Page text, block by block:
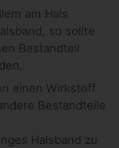
am Hals
so sollte
Bestandteil
einen Wirkstoff
Bestandteile
Halsband zu